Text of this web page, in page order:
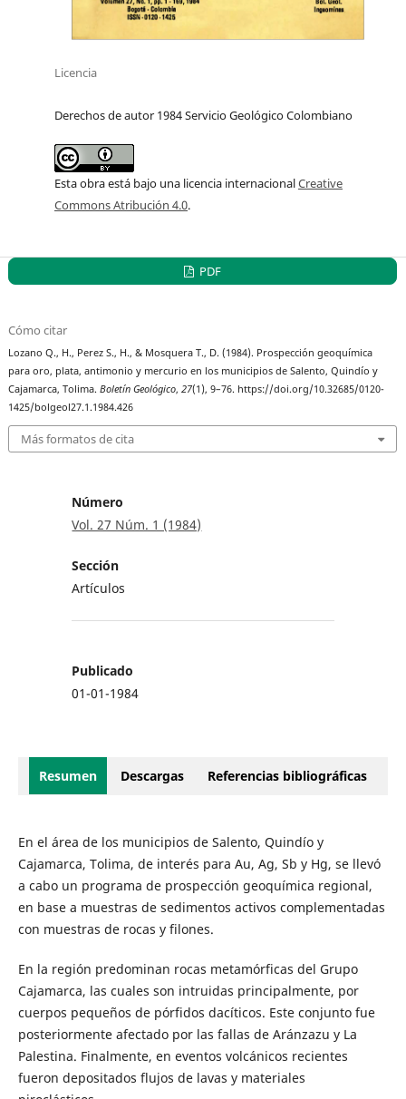
Licencia
Derechos de autor 1984 Servicio Geológico Colombiano
Esta obra está bajo una licencia internacionalCreative
Commons Atribución 4.0.
PDF
Cómo citar
Lozano Q., H., Perez S., H., & Mosquera T., D. (1984). Prospección geoquímica
para oro, plata, antimonio y mercurio en los municipios de Salento, Quindío y
Cajamarca, Tolima.Boletín Geológico,27(1), 9–76. https://doi.org/10.32685/0120-
1425/bolgeol27.1.1984.426
Más formatos de cita
Número
Vol. 27 Núm. 1 (1984)
Sección
Artículos
Publicado
01-01-1984
Resumen Descargas Referencias bibliográficas
En el área de los municipios de Salento, Quindío y
Cajamarca, Tolima, de interés para Au, Ag, Sb y Hg, se llevó
a cabo un programa de prospección geoquímica regional,
en base a muestras de sedimentos activos complementadas
con muestras de rocas y filones.
En la región predominan rocas metamórficas del Grupo
Cajamarca, las cuales son intruidas principalmente, por
cuerpos pequeños de pórfidos dacíticos. Este conjunto fue
posteriormente afectado por las fallas de Aránzazu y La
Palestina. Finalmente, en eventos volcánicos recientes
fueron depositados flujos de lavas y materiales